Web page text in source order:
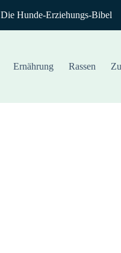
Die Hunde-Erziehungs-Bibel
Ernährung Rassen